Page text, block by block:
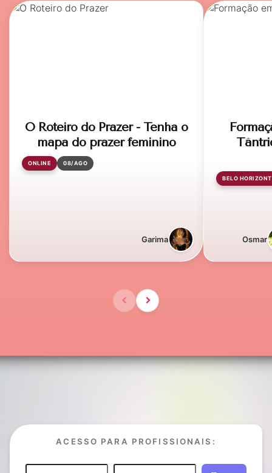
O Roteiro do Prazer - Tenha o
mapa do prazer feminino
ONLINE 08/AGO
Garima
BELO
Osmar
ACESSO PARA PROFISSIONAIS: